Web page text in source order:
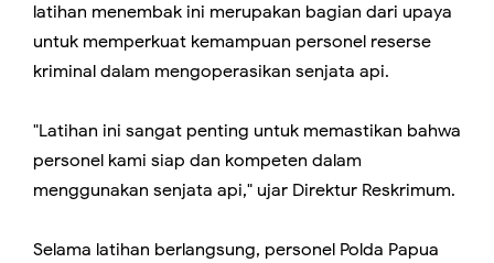
latihan menembak ini merupakan bagian dari upaya
untuk memperkuat kemampuan personel reserse
kriminal dalam mengoperasikan senjata api.
"Latihan ini sangat penting untuk memastikan bahwa
personel kami siap dan kompeten dalam
menggunakan senjata api," ujar Direktur Reskrimum.
Selama latihan berlangsung, personel Polda Papua